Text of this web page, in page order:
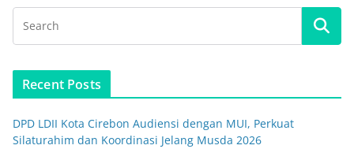
Recent Posts
DPD LDII Kota Cirebon Audiensi dengan MUI, Perkuat
Silaturahim dan Koordinasi Jelang Musda 2026